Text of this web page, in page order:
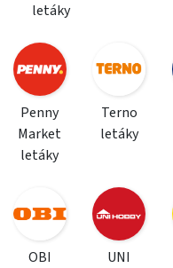
letáky
Penny
Market
letáky
Terno
letáky
OBI
UNI